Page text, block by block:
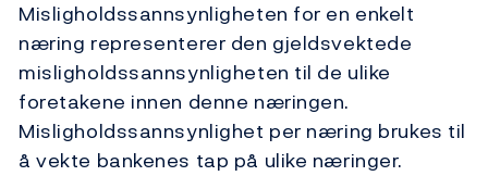
Misligholdssannsynligheten for en enkelt
næring representerer den gjeldsvektede
misligholdssannsynligheten til de ulike
foretakene innen denne næringen.
Misligholdssannsynlighet per næring brukes til
å vekte bankenes tap på ulike næringer.